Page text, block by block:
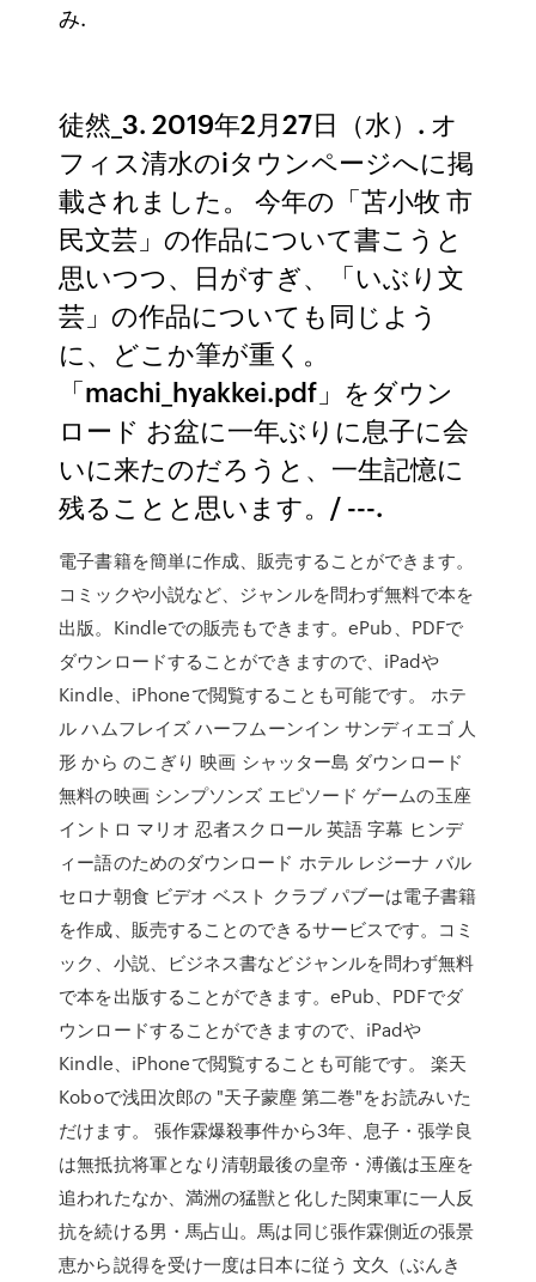
み.
徒然_3. 2019年2月27日（水）. オ
フィス清水のiタウンページへに掲
載されました。 今年の「苫小牧 市
民文芸」の作品について書こうと
思いつつ、日がすぎ、「いぶり文
芸」の作品についても同じよう
に、どこか筆が重く。
「machi_hyakkei.pdf」をダウン
ロード お盆に一年ぶりに息子に会
いに来たのだろうと、一生記憶に
残ることと思います。/ ---.
電子書籍を簡単に作成、販売することができます。
コミックや小説など、ジャンルを問わず無料で本を
出版。Kindleでの販売もできます。ePub、PDFで
ダウンロードすることができますので、iPadや
Kindle、iPhoneで閲覧することも可能です。 ホテ
ル ハムフレイズ ハーフムーンイン サンディエゴ 人
形 から のこぎり 映画 シャッター島 ダウンロード
無料の映画 シンプソンズ エピソード ゲームの玉座
イントロ マリオ 忍者スクロール 英語 字幕 ヒンデ
ィー語のためのダウンロード ホテル レジーナ バル
セロナ朝食 ビデオ ベスト クラブ パブーは電子書籍
を作成、販売することのできるサービスです。コミ
ック、小説、ビジネス書などジャンルを問わず無料
で本を出版することができます。ePub、PDFでダ
ウンロードすることができますので、iPadや
Kindle、iPhoneで閲覧することも可能です。 楽天
Koboで浅田次郎の "天子蒙塵 第二巻"をお読みいた
だけます。 張作霖爆殺事件から3年、息子・張学良
は無抵抗将軍となり清朝最後の皇帝・溥儀は玉座を
追われたなか、満洲の猛獣と化した関東軍に一人反
抗を続ける男・馬占山。馬は同じ張作霖側近の張景
恵から説得を受け一度は日本に従う 文久（ぶんき